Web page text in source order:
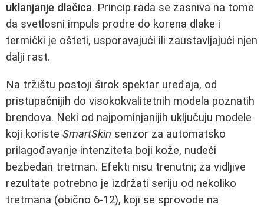
uklanjanje dlačica. Princip rada se zasniva na tome
da svetlosni impuls prodre do korena dlake i
termički je ošteti, usporavajući ili zaustavljajući njen
dalji rast.
Na tržištu postoji širok spektar uređaja, od
pristupačnijih do visokokvalitetnih modela poznatih
brendova. Neki od najpominjanijih uključuju modele
koji koriste SmartSkin senzor za automatsko
prilagođavanje intenziteta boji kože, nudeći
bezbedan tretman. Efekti nisu trenutni; za vidljive
rezultate potrebno je izdržati seriju od nekoliko
tretmana (obično 6-12), koji se sprovode na